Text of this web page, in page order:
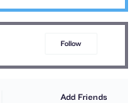
Follow
Add Friends